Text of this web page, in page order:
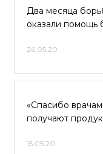
Два месяца
оказали помощь
26.05.20
«Спасибо
получают
15.05.20